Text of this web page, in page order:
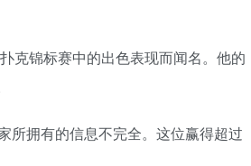
克锦标赛中的出色表现而闻名。他的
所拥有的信息不完全。这位赢得超过